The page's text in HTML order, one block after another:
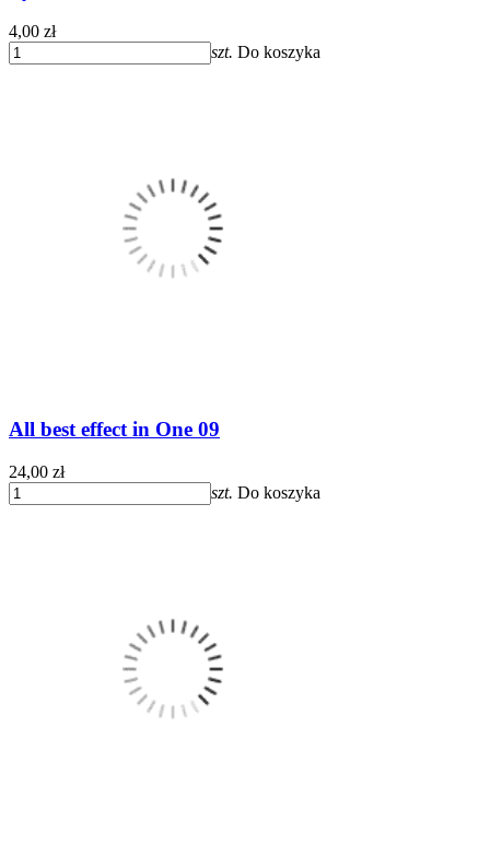
4,00 zł
szt. Do koszyka
All best effect in One 09
24,00 zł
szt. Do koszyka